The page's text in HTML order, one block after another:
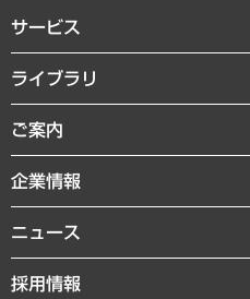
サービス
経営戦略
組織・人事戦略
デジタルイノベーション
共生・ダイバーシティ
GRC（ガバナンス・リスク・コンプラ
経済・産業・雇用・労働
ライブラリ
経済調査
レポート
コラム
経営用語集
ご案内
セミナー・イベント情報
MUFGビジネスセミナー
受託案件情報
企業情報
私たちの想い
社長メッセージ
会社概要
ニュース
ニュースリリース
採用情報